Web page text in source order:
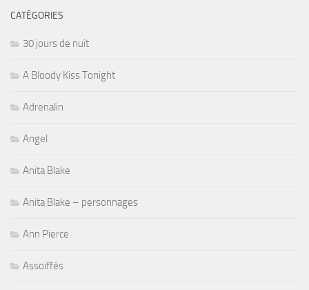
CATÉGORIES
30 jours de nuit
A Bloody Kiss Tonight
Adrenalin
Angel
Anita Blake
Anita Blake – personnages
Ann Pierce
Assoiffés